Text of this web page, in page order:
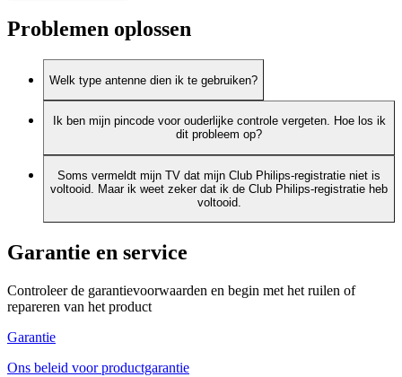
Problemen oplossen
Welk type antenne dien ik te gebruiken?
Ik ben mijn pincode voor ouderlijke controle vergeten. Hoe los ik
dit probleem op?
Soms vermeldt mijn TV dat mijn Club Philips-registratie niet is
voltooid. Maar ik weet zeker dat ik de Club Philips-registratie heb
voltooid.
Garantie en service
Controleer de garantievoorwaarden en begin met het ruilen of
repareren van het product
Garantie
Ons beleid voor productgarantie